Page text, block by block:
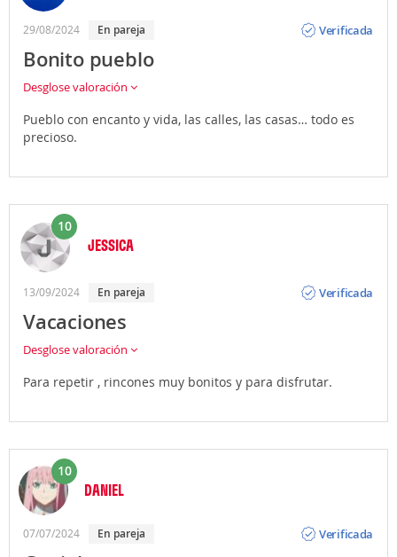
29/08/2024 En pareja
Verificada
Bonito pueblo
Desglose valoración
Pueblo con encanto y vida, las calles, las casas… todo es
precioso.
10
JESSICA
13/09/2024 En pareja
Verificada
Vacaciones
Desglose valoración
Para repetir , rincones muy bonitos y para disfrutar.
10
DANIEL
07/07/2024 En pareja
Verificada